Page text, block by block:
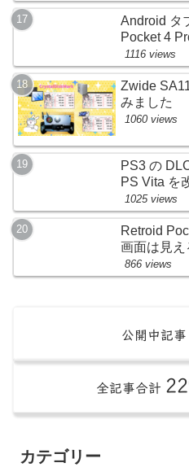
Android タ
Pocket 4
1116 views
Zwide
みました
1060 views
PS3 の
PS Vita を
1025 views
Retroid
画面は見え
866 views
公開中記事
全記事合計
カテゴリー